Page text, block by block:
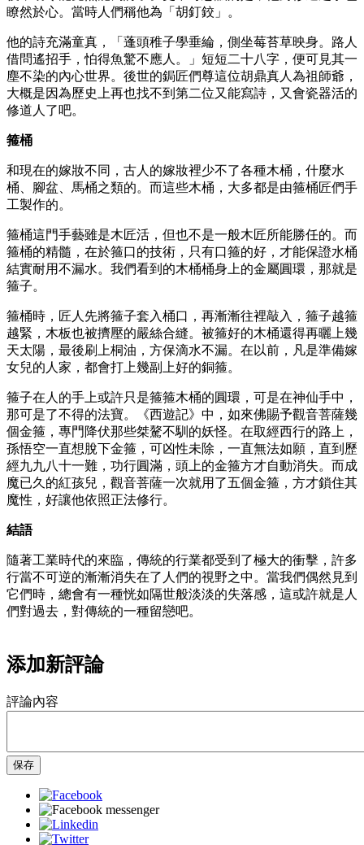
瞭然於心。當時人們稱他為「胡釘鉸」。
他的詩充滿童真，「蓬頭稚子學垂綸，側坐莓苔草映身。路人
借問遙招手，怕得魚驚不應人。」短短二十八字，便可見其一
塵不染的內心世界。後世的鋦匠們尊這位胡鼎真人為祖師爺，
大概是因為歷史上再也找不到第二位又能寫詩，又會瓷器活的
修道人了吧。
箍桶
和現在的嫁妝不同，古人的嫁妝裡少不了各種木桶，什麼水
桶、腳盆、馬桶之類的。而這些木桶，大多都是由箍桶匠們手
工製作的。
箍桶這門手藝雖是木匠活，但也不是一般木匠所能勝任的。而
箍桶的精髓，在於箍口的技術，只有口箍的好，才能保證水桶
結實耐用不漏水。我們看到的木桶桶身上的金屬圓環，那就是
箍子。
箍桶時，匠人先將箍子套入桶口，再漸漸往裡敲入，箍子越箍
越緊，木板也被擠壓的嚴絲合縫。被箍好的木桶還得再曬上幾
天太陽，最後刷上桐油，方保滴水不漏。在以前，凡是準備嫁
女兒的人家，都會打上幾副上好的銅箍。
箍子在人的手上或許只是箍箍木桶的圓環，可是在神仙手中，
那可是了不得的法寶。《西遊記》中，如來佛賜予觀音菩薩幾
個金箍，專門降伏那些桀驁不馴的妖怪。在取經西行的路上，
孫悟空一直想脫下金箍，可凶性未除，一直無法如願，直到歷
經九九八十一難，功行圓滿，頭上的金箍方才自動消失。而成
魔已久的紅孩兒，觀音菩薩一次就用了五個金箍，方才鎖住其
魔性，好讓他依照正法修行。
結語
隨著工業時代的來臨，傳統的行業都受到了極大的衝擊，許多
行當不可逆的漸漸消失在了人們的視野之中。當我們偶然見到
它們時，總會有一種恍如隔世般淡淡的失落感，這或許就是人
們對過去，對傳統的一種留戀吧。
添加新評論
評論內容
保存